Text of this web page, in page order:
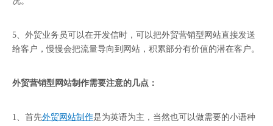
5、外贸业务员可以在开发信时，可以把外贸营销型网站直接发送
给客户，慢慢会把流量导向到网站，积累部分有价值的潜在客户。
外贸营销型网站制作需要注意的几点：
1、首先外贸网站制作是为英语为主，当然也可以做需要的小语种